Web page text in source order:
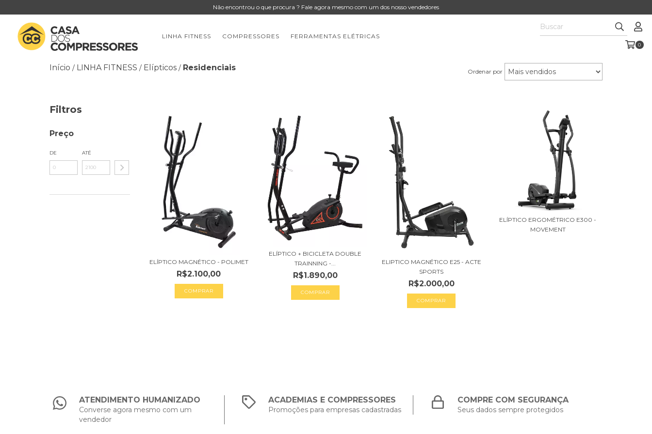
Não encontrou o que procura ? Fale agora mesmo com um dos nosso vendedores
LINHA FITNESS COMPRESSORES FERRAMENTAS ELÉTRICAS
0
Início / LINHA FITNESS / Elípticos / Residenciais Ordenar por
Filtros
Preço
DE ATÉ
ELÍPTICO MAGNÉTICO - POLIMET
R$2.100,00
ELÍPTICO + BICICLETA DOUBLE
TRAINNING -...
R$1.890,00
ELIPTICO MAGNÉTICO E25 - ACTE
SPORTS
R$2.000,00
ELÍPTICO ERGOMÉTRICO E300 -
MOVEMENT
ATENDIMENTO HUMANIZADO
Converse agora mesmo com um
vendedor
ACADEMIAS E COMPRESSORES
Promoções para empresas cadastradas
COMPRE COM SEGURANÇA
Seus dados sempre protegidos